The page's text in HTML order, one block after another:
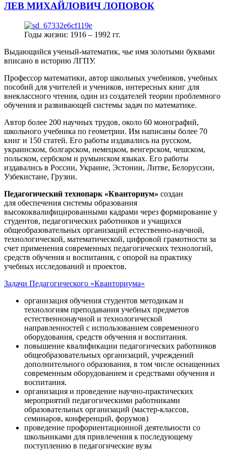
ЛЕВ МИХАЙЛОВИЧ ЛОПОВОК
Годы жизни: 1916 – 1992 гг.
Выдающийся ученый-математик, чье имя золотыми буквами
вписано в историю ЛГПУ.
Профессор математики, автор школьных учебников, учебных
пособий для учителей и учеников, интересных книг для
внеклассного чтения, один из создателей теории проблемного
обучения и развивающей системы задач по математике.
Автор более 200 научных трудов, около 60 монографий,
школьного учебника по геометрии. Им написаны более 70
книг и 150 статей. Его работы издавались на русском,
украинском, болгарском, немецком, венгерском, чешском,
польском, сербском и румынском языках. Его работы
издавались в России, Украине, Эстонии, Литве, Белоруссии,
Узбекистане, Грузии.
Педагогический технопарк «Кванториум» создан
для обеспечения системы образования
высококвалифицированными кадрами через формирование у
студентов, педагогических работников и учащихся
общеобразовательных организаций естественно-научной,
технологической, математической, цифровой грамотности за
счет применения современных педагогических технологий,
средств обучения и воспитания, с опорой на практику
учебных исследований и проектов.
Задачи Педагогического «Кванториума»
организация обучения студентов методикам и
технологиям преподавания учебных предметов
естественнонаучной и технологической
направленностей с использованием современного
оборудования, средств обучения и воспитания.
повышение квалификации педагогических работников
общеобразовательных организаций, учреждений
дополнительного образования, в том числе оснащенных
современным оборудованием и средствами обучения и
воспитания.
организация и проведение научно-практических
мероприятий педагогическими работниками
образовательных организаций (мастер-классов,
семинаров, конференций, форумов)
проведение профориентационной деятельности со
школьниками для привлечения к последующему
поступлению в педагогические вузы